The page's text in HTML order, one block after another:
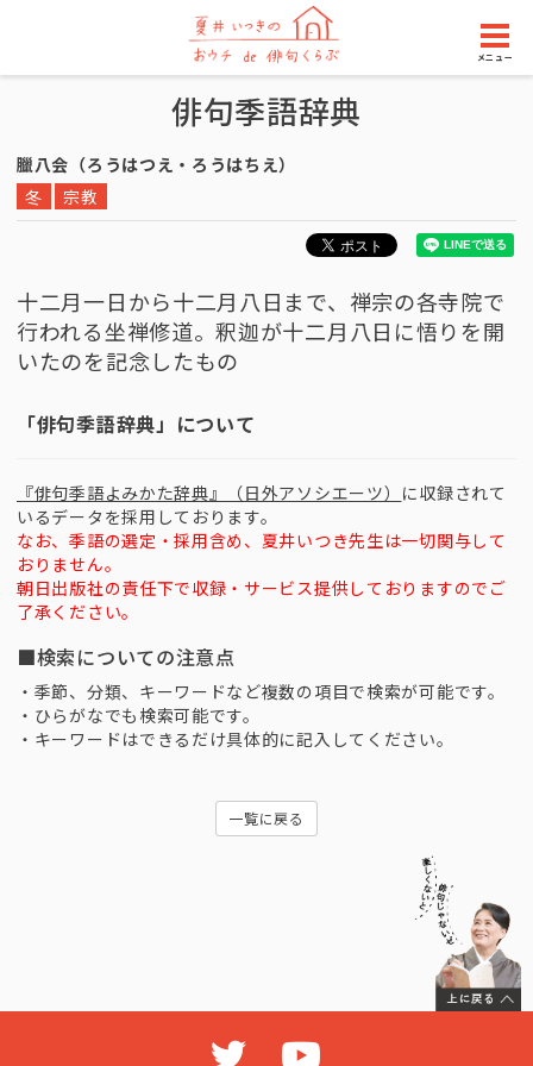
メニュー
俳句季語辞典
臘八会（ろうはつえ・ろうはちえ）
冬
宗教
十二月一日から十二月八日まで、禅宗の各寺院で
行われる坐禅修道。釈迦が十二月八日に悟りを開
いたのを記念したもの
「俳句季語辞典」について
『俳句季語よみかた辞典』（日外アソシエーツ） に収録されて
いるデータを採用しております。
なお、季語の選定・採用含め、夏井いつき先生は一切関与して
おりません。
朝日出版社の責任下で収録・サービス提供しておりますのでご
了承ください。
■検索についての注意点
・季節、分類、キーワードなど複数の項目で検索が可能です。
・ひらがなでも検索可能です。
・キーワードはできるだけ具体的に記入してください。
一覧に戻る